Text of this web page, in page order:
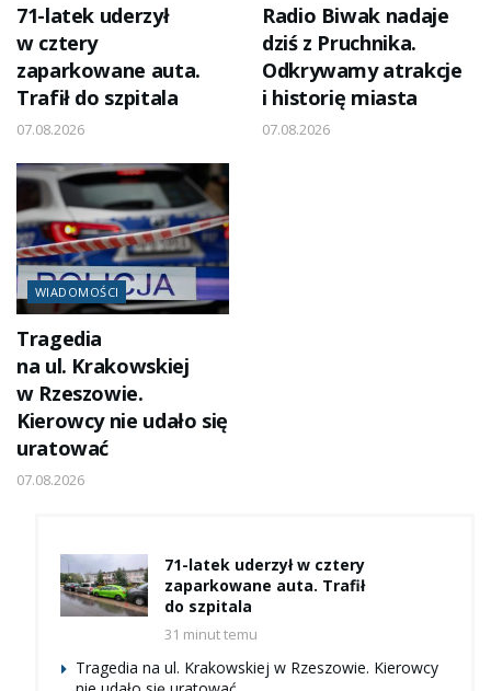
71-latek uderzył
w cztery
zaparkowane auta.
Trafił do szpitala
07.08.2026
Radio Biwak nadaje
dziś z Pruchnika.
Odkrywamy atrakcje
i historię miasta
07.08.2026
WIADOMOŚCI
Tragedia
na ul. Krakowskiej
w Rzeszowie.
Kierowcy nie udało się
uratować
07.08.2026
71-latek uderzył w cztery
zaparkowane auta. Trafił
do szpitala
31 minut temu
Tragedia na ul. Krakowskiej w Rzeszowie. Kierowcy